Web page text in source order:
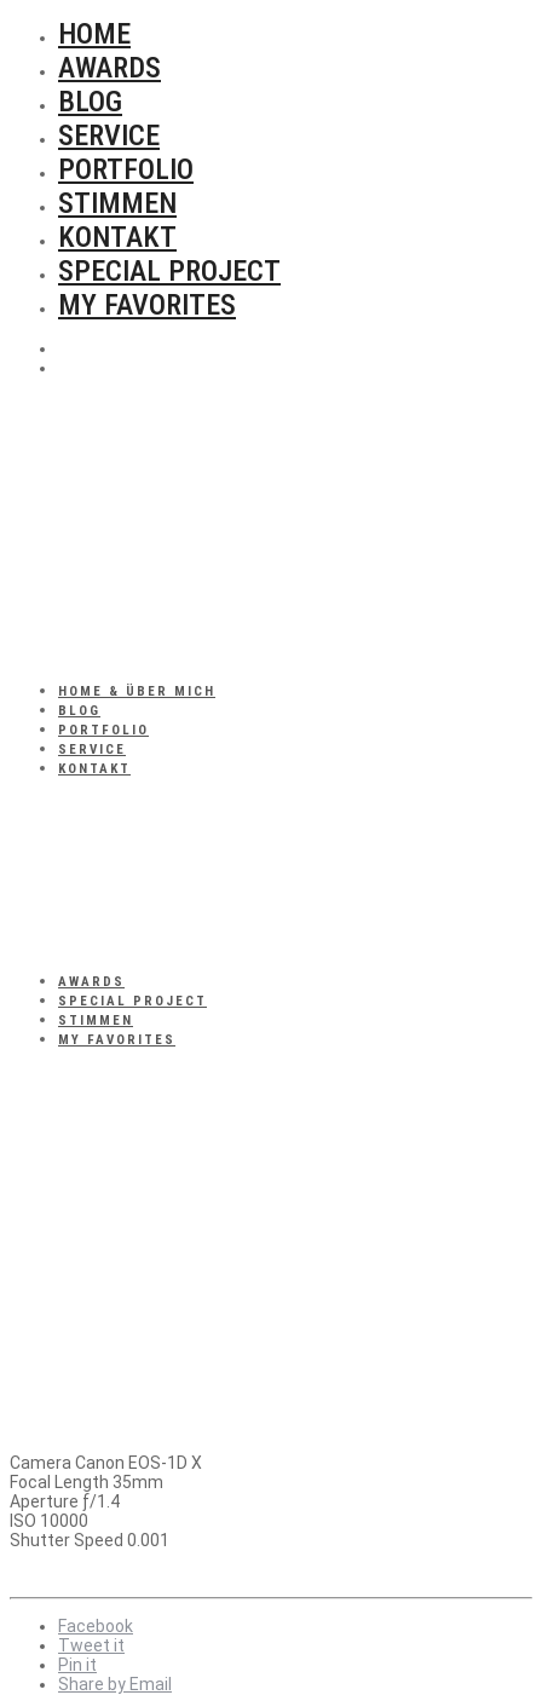
HOME
AWARDS
BLOG
SERVICE
PORTFOLIO
STIMMEN
KONTAKT
SPECIAL PROJECT
MY FAVORITES
HOME & ÜBER MICH
BLOG
PORTFOLIO
SERVICE
KONTAKT
AWARDS
SPECIAL PROJECT
STIMMEN
MY FAVORITES
Camera Canon EOS-1D X
Focal Length 35mm
Aperture ƒ/1.4
ISO 10000
Shutter Speed 0.001
Facebook
Tweet it
Pin it
Share by Email